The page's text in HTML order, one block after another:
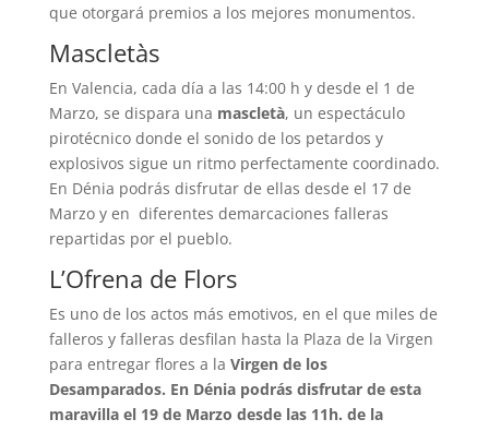
que otorgará premios a los mejores monumentos.
Mascletàs
En Valencia, cada día a las 14:00 h y desde el 1 de
Marzo, se dispara una mascletà, un espectáculo
pirotécnico donde el sonido de los petardos y
explosivos sigue un ritmo perfectamente coordinado.
En Dénia podrás disfrutar de ellas desde el 17 de
Marzo y en diferentes demarcaciones falleras
repartidas por el pueblo.
L’Ofrena de Flors
Es uno de los actos más emotivos, en el que miles de
falleros y falleras desfilan hasta la Plaza de la Virgen
para entregar flores a la Virgen de los
Desamparados. En Dénia podrás disfrutar de esta
maravilla el 19 de Marzo desde las 11h. de la